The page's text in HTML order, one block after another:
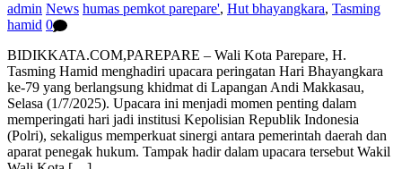
admin News humas pemkot parepare', Hut bhayangkara, Tasming
hamid 0
BIDIKKATA.COM,PAREPARE – Wali Kota Parepare, H.
Tasming Hamid menghadiri upacara peringatan Hari Bhayangkara
ke-79 yang berlangsung khidmat di Lapangan Andi Makkasau,
Selasa (1/7/2025). Upacara ini menjadi momen penting dalam
memperingati hari jadi institusi Kepolisian Republik Indonesia
(Polri), sekaligus memperkuat sinergi antara pemerintah daerah dan
aparat penegak hukum. Tampak hadir dalam upacara tersebut Wakil